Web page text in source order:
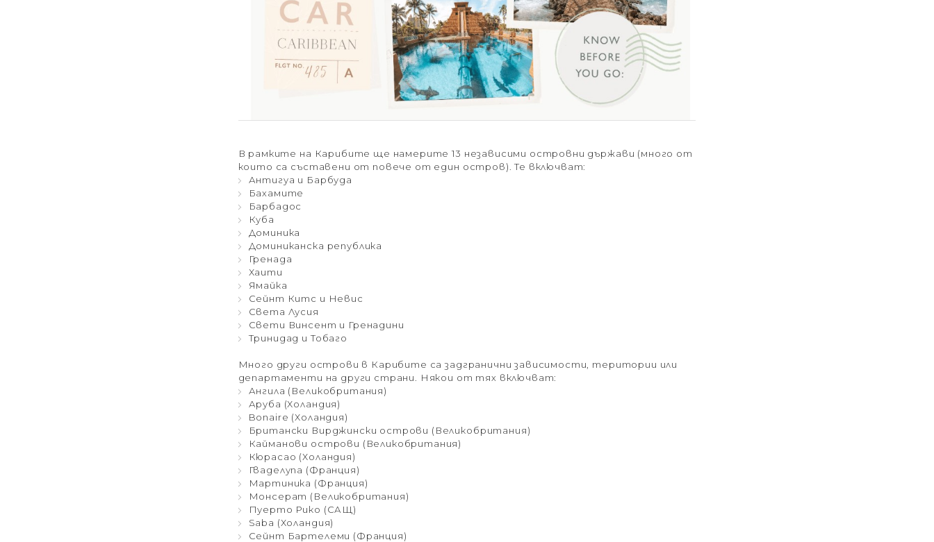
В рамките на Карибите ще намерите 13 независими островни държави (много от
които са съставени от повече от един остров). Те включват:
Антигуа и Барбуда
Бахамите
Барбадос
Куба
Доминика
Доминиканска република
Гренада
Хаити
Ямайка
Сейнт Китс и Невис
Света Лусия
Свети Винсент и Гренадини
Тринидад и Тобаго
Много други острови в Карибите са задгранични зависимости, територии или
департаменти на други страни. Някои от тях включват:
Ангила (Великобритания)
Аруба (Холандия)
Bonaire (Холандия)
Британски Вирджински острови (Великобритания)
Кайманови острови (Великобритания)
Кюрасао (Холандия)
Гваделупа (Франция)
Мартиника (Франция)
Монсерат (Великобритания)
Пуерто Рико (САЩ)
Saba (Холандия)
Сейнт Бартелеми (Франция)